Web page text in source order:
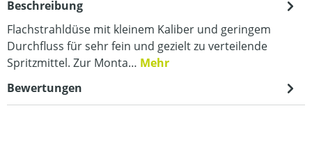
Beschreibung
Flachstrahldüse mit kleinem Kaliber und geringem
Durchfluss für sehr fein und gezielt zu verteilende
Spritzmittel. Zur Monta… Mehr
Bewertungen